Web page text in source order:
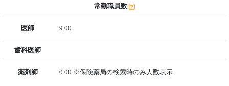
常勤職員数
医師 9.00
歯科医師
薬剤師 0.00 ※保険薬局の検索時のみ人数表示